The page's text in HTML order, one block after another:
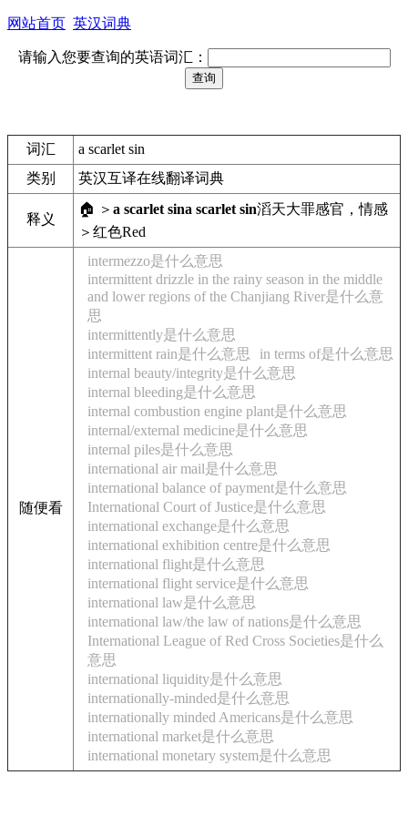
网站首页 英汉词典
请输入您要查询的英语词汇：
词汇
a scarlet sin
类别
英汉互译在线翻译词典
释义
🏠 ＞ a scarlet sina scarlet sin滔天大罪感官，情感
＞红色Red
随便看
intermezzo是什么意思
intermittent drizzle in the rainy season in the middle
and lower regions of the Chanjiang River是什么意
思
intermittently是什么意思
intermittent rain是什么意思
in terms of是什么意思
internal beauty/integrity是什么意思
internal bleeding是什么意思
internal combustion engine plant是什么意思
internal/external medicine是什么意思
internal piles是什么意思
international air mail是什么意思
international balance of payment是什么意思
International Court of Justice是什么意思
international exchange是什么意思
international exhibition centre是什么意思
international flight是什么意思
international flight service是什么意思
international law是什么意思
international law/the law of nations是什么意思
International League of Red Cross Societies是什么
意思
international liquidity是什么意思
internationally-minded是什么意思
internationally minded Americans是什么意思
international market是什么意思
international monetary system是什么意思